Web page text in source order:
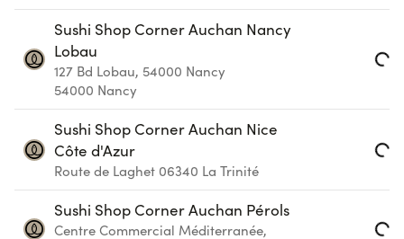
Sushi Shop Corner Auchan Nancy
Lobau
127 Bd Lobau, 54000 Nancy
54000 Nancy Loading...
Sushi Shop Corner Auchan Nice
Côte d'Azur
Route de Laghet 06340 La Trinité Loading...
Sushi Shop Corner Auchan Pérols
Centre Commercial Méditerranée,